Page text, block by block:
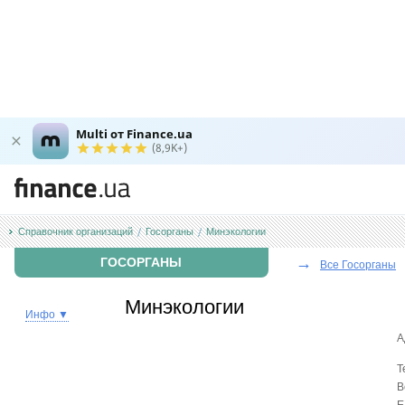
Multi от Finance.ua
(8,9K+)
Справочник организаций Госорганы Минэкологии
ГОСОРГАНЫ → Все Госорганы
Инфо ▼ Минэкологии